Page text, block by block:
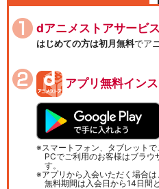
dアニメストアサービ
はじめての方は初月無料でア
アプリ無料イン
スマートフォン、タブレット
PCでご利用のお客様はブラウ
す。
アプリから入会いただく場合
無料期間は入会日から14日間